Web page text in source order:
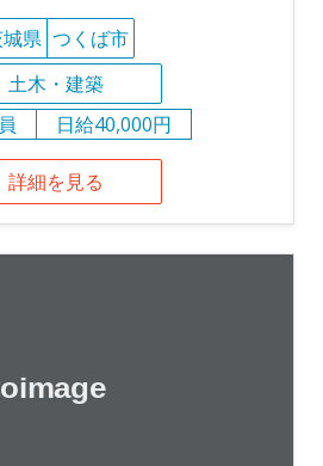
県 つくば市
土木・建築
日給40,000円
詳細を見る